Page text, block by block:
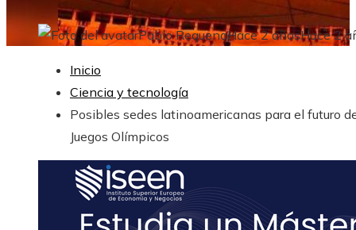
Pablo RequenaHace 2 añosHace 2
Inicio
Ciencia y tecnología
Posibles sedes latinoamericanas para el futuro
Juegos Olímpicos